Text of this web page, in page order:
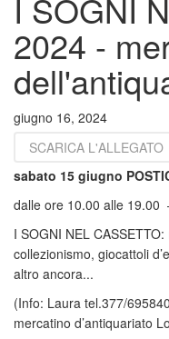
I SOGNI
2024 -
giugno 16, 2024
SCARICA L'ALLEGATO
sabato 15 giugno
dalle ore 10.00 alle 19.00
I SOGNI NEL
collezionismo, giocattoli
altro ancora...
(Info: Laura tel.377/
mercatino d’antiquariato